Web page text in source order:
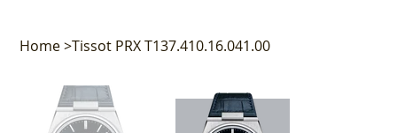
Home>Tissot PRX T137.410.16.041.00